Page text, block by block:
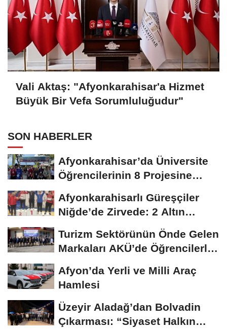
Vali Aktaş: "Afyonkarahisar'a Hizmet
Büyük Bir Vefa Sorumluluğudur"
SON HABERLER
Afyonkarahisar’da Üniversite
Öğrencilerinin 8 Projesine
Afyonkarahisarlı Güreşçiler
Niğde’de Zirvede: 2 Altın
Turizm Sektörünün Önde Gelen
Markaları AKÜ’de Öğrencilerle
Afyon’da Yerli ve Milli Araç
Hamlesi
Üzeyir Aladağ’dan Bolvadin
Çıkarması: “Siyaset Halkın